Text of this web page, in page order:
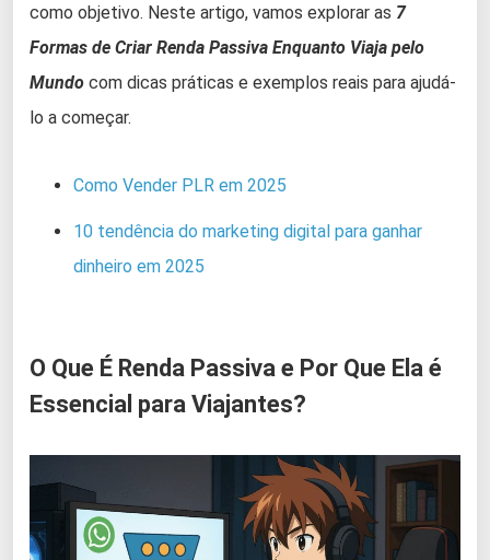
como objetivo. Neste artigo, vamos explorar as 7
Formas de Criar Renda Passiva Enquanto Viaja pelo
Mundo com dicas práticas e exemplos reais para ajudá-
lo a começar.
Como Vender PLR em 2025
10 tendência do marketing digital para ganhar
dinheiro em 2025
O Que É Renda Passiva e Por Que Ela é
Essencial para Viajantes?